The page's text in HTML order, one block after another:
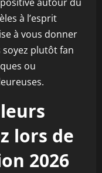
à l’esprit
à vous donner
plutôt fan
ou
lors de
2026